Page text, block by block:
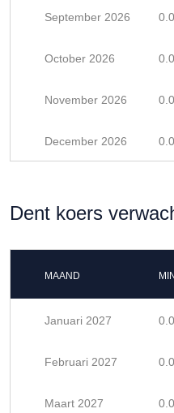
September 2026
October 2026
November 2026
December 2026
Dent koers
MAAND
Januari 2027
Februari 2027
Maart 2027